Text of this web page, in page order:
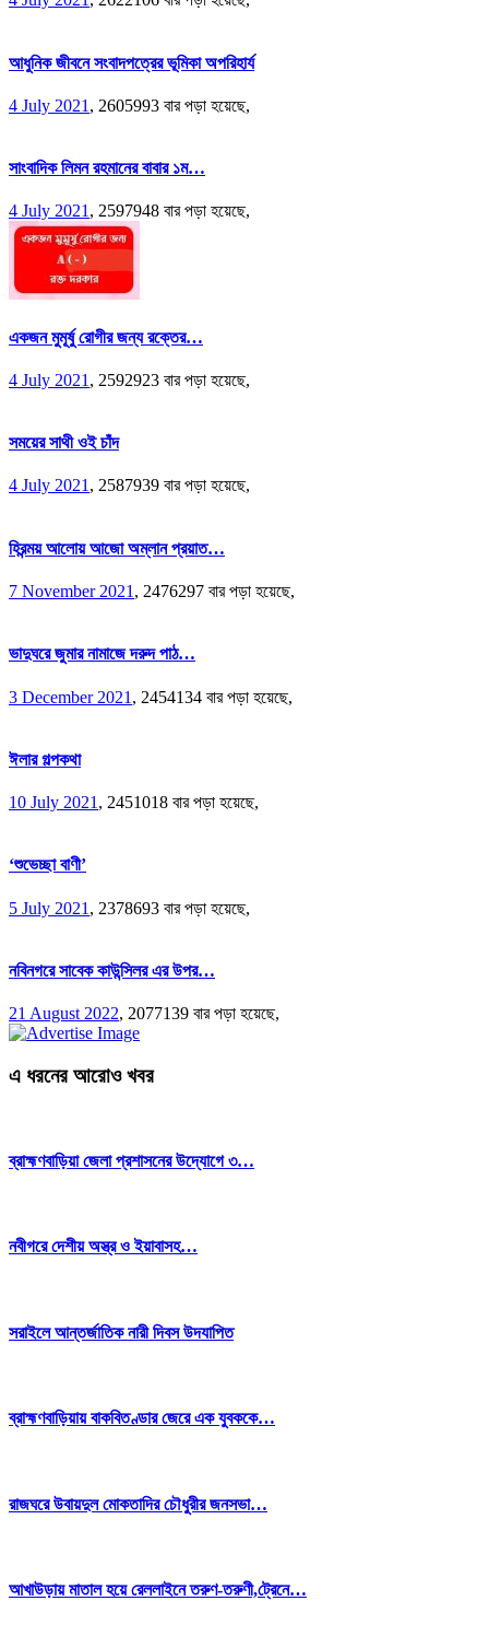
আধুনিক জীবনে সংবাদপত্রের ভূমিকা অপরিহার্য
4 July 2021 , 2605993 বার পড়া হয়েছে,
সাংবাদিক লিমন রহমানের বাবার ১ম…
4 July 2021, 2597948 বার পড়া হয়েছে,
একজন মুমূর্ষু রোগীর জন্য রক্তের…
4 July 2021 , 2592923 বার পড়া হয়েছে,
সময়ের সাথী ওই চাঁদ
4 July 2021, 2587939 বার পড়া হয়েছে,
হিরন্ময় আলোয় আজো অম্লান প্রয়াত…
7 November 2021 , 2476297 বার পড়া হয়েছে,
ভাদুঘরে জুমার নামাজে দরুদ পাঠ…
3 December 2021 , 2454134 বার পড়া হয়েছে,
ঈলার গল্পকথা
10 July 2021 , 2451018 বার পড়া হয়েছে,
‘শুভেচ্ছা বাণী’
5 July 2021 , 2378693 বার পড়া হয়েছে,
নবিনগরে সাবেক কাউন্সিলর এর উপর…
21 August 2022, 2077139 বার পড়া হয়েছে,
এ ধরনের আরোও খবর
ব্রাহ্মণবাড়িয়া জেলা প্রশাসনের উদ্যোগে ৩…
নবীগরে দেশীয় অস্ত্র ও ইয়াবাসহ…
সরাইলে আন্তর্জাতিক নারী দিবস উদযাপিত
ব্রাহ্মণবাড়িয়ায় বাকবিতণ্ডার জেরে এক যুবককে…
রাজঘরে উবায়দুল মোকতাদির চৌধুরীর জনসভা…
আখাউড়ায় মাতাল হয়ে রেললাইনে তরুণ-তরুণী,ট্রেনে…